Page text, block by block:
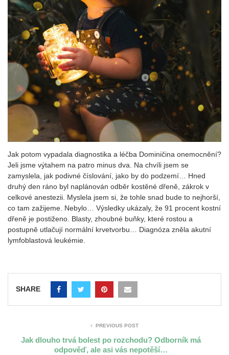
Jak potom vypadala diagnostika a léčba Dominičina onemocnění?
Jeli jsme výtahem na patro minus dva. Na chvíli jsem se
zamyslela, jak podivné číslování, jako by do podzemí… Hned
druhý den ráno byl naplánován odběr kostěné dřeně, zákrok v
celkové anestezii. Myslela jsem si, že tohle snad bude to nejhorší,
co tam zažijeme. Nebylo… Výsledky ukázaly, že 91 procent kostní
dřeně je postiženo. Blasty, zhoubné buňky, které rostou a
postupně utlačují normální krvetvorbu… Diagnóza zněla akutní
lymfoblastová leukémie.
SHARE
PREVIOUS POST
Jak dlouho trvá bolest po rozchodu? Odborník má
odpověď, ale asi vás nepotěší…